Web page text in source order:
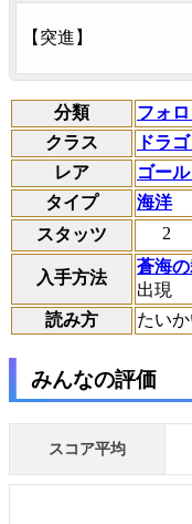
【 突進 】
分類
フォ
クラス
ドラ
レア
ゴー
タイプ
海洋
スタッツ
2
入手方法
蒼海
出現
読み方
たい
みんなの評価